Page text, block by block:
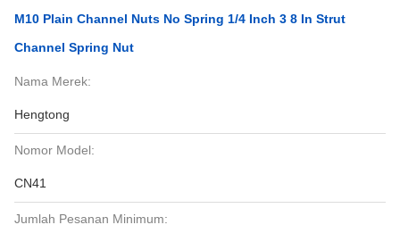
M10 Plain Channel Nuts No Spring 1/4 Inch 3 8 In Strut
Channel Spring Nut
Nama Merek:
Hengtong
Nomor Model:
CN41
Jumlah Pesanan Minimum: